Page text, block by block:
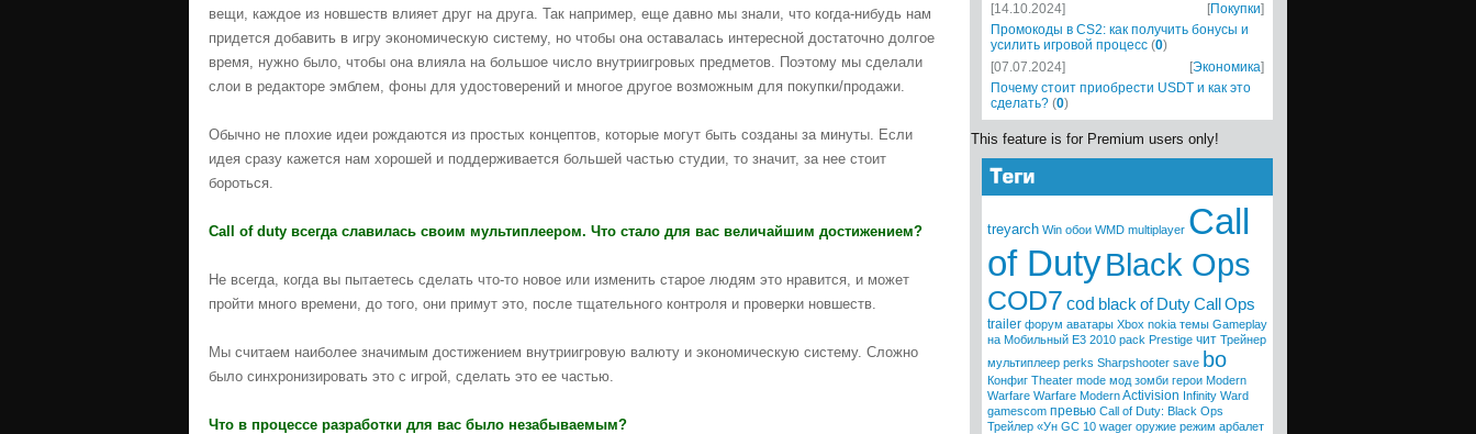
вещи, каждое из новшеств влияет друг на друга. Так например, еще давно мы знали, что когда-нибудь нам
придется добавить в игру экономическую систему, но чтобы она оставалась интересной достаточно долгое
время, нужно было, чтобы она влияла на большое число внутриигровых предметов. Поэтому мы сделали
слои в редакторе эмблем, фоны для удостоверений и многое другое возможным для покупки/продажи.
Обычно не плохие идеи рождаются из простых концептов, которые могут быть созданы за минуты. Если
идея сразу кажется нам хорошей и поддерживается большей частью студии, то значит, за нее стоит
бороться.
Сall of duty всегда славилась своим мультиплеером. Что стало для вас величайшим достижением?
Не всегда, когда вы пытаетесь сделать что-то новое или изменить старое людям это нравится, и может
пройти много времени, до того, они примут это, после тщательного контроля и проверки новшеств.
Мы считаем наиболее значимым достижением внутриигровую валюту и экономическую систему. Сложно
было синхронизировать это с игрой, сделать это ее частью.
Что в процессе разработки для вас было незабываемым?
[14.10.2024]
[Покупки]
Промокоды в CS2: как получить бонусы и
усилить игровой процесс (0)
[07.07.2024]
[Экономика]
Почему стоит приобрести USDT и как это
сделать? (0)
This feature is for Premium users only!
treyarch Win обои WMD multiplayer Call
of DutyBlack Ops
COD7 cod black of DutyCall Ops
trailer форум аватары Xbox nokia темы Gameplay
на Мобильный E3 2010 pack Prestige чит Трейнер
мультиплеер perks Sharpshooter save bo
Конфиг Theater mode мод зомби герои Modern
Warfare Warfare ModernActivision Infinity Ward
gamescom превью Call of Duty: Black Ops
Трейлер «Ун GC 10 wager оружие режим арбалет